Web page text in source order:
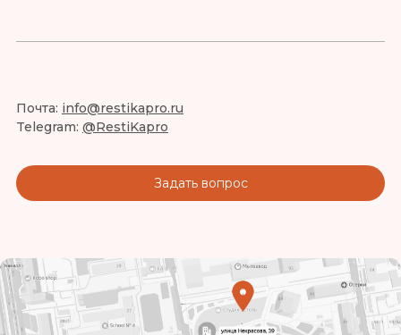
Почта: info@restikapro.ru
Telegram: @RestiKapro
Задать вопрос